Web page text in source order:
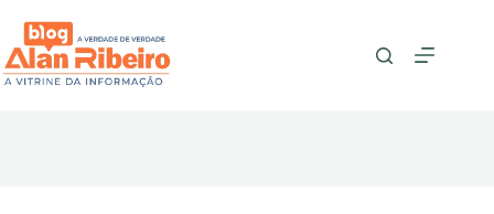
para
conteúdo